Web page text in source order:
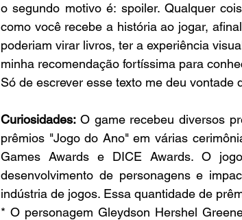
o segundo motivo é: spoiler. Qualquer
como você recebe a história ao jogar,
poderiam virar livros, ter a experiência
minha recomendação fortíssima para
Só de escrever esse texto me deu
Curiosidades: O game recebeu diversos
prêmios "Jogo do Ano" em várias
Games Awards e DICE Awards. O
desenvolvimento de personagens e
indústria de jogos. Essa quantidade de
* O personagem Gleydson Hershel